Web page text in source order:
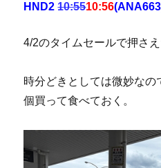
HND210:5510:56
4/2のタイムセールで押さえ
時分どきとしては微妙な
個買って食べておく。